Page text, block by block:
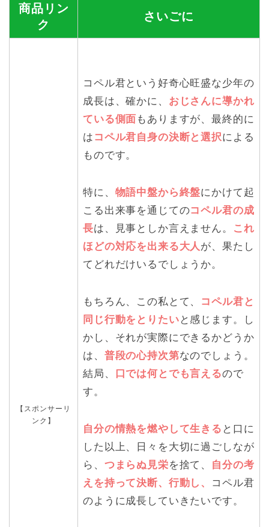
商品リン
ク
さいごに
【スポンサーリ
ンク】
コペル君という好奇心旺盛な少年の
成長は、確かに、 おじさんに導かれ
ている側面 もありますが、最終的に
は コペル君自身の決断と選択による
ものです。
特に、 物語中盤から終盤にかけて起
こる出来事を通じてのコペル君の成
長は、見事としか言えません。
これ
ほどの対応を出来る大人が、果たし
てどれだけいるでしょうか。
もちろん、この私とて、 コペル君と
同じ行動をとりたい と感じます。し
かし、それが実際にできるかどうか
は、 普段の心持次第なのでしょう。
結局、
口では何とでも言えるので
す。
自分の情熱を燃やして生きる と口に
した以上、日々を大切に過ごしなが
ら、 つまらぬ見栄を捨て、 自分の考
えを持って決断、行動し、
コペル君
のように成長していきたいです。